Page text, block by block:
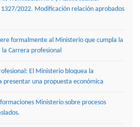
1327/2022. Modificación relación aprobados
formalmente al Ministerio que cumpla la
la Carrera profesional
El Ministerio bloquea la
presentar una propuesta económica
Ministerio sobre procesos